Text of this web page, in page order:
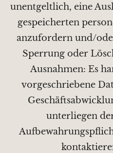
unentgeltlich, eine
gespeicherten
anzufordern und/
Sperrung oder
Ausnahmen: Es
vorgeschriebene
unterliegen